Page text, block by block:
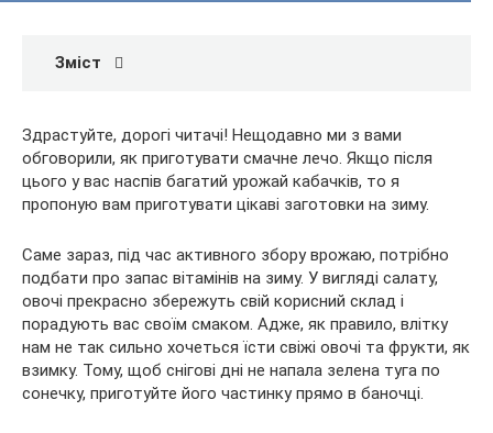
Зміст
Здрастуйте, дорогі читачі! Нещодавно ми з вами
обговорили, як приготувати смачне лечо. Якщо після
цього у вас наспів багатий урожай кабачків, то я
пропоную вам приготувати цікаві заготовки на зиму.
Саме зараз, під час активного збору врожаю, потрібно
подбати про запас вітамінів на зиму. У вигляді салату,
овочі прекрасно збережуть свій корисний склад і
порадують вас своїм смаком. Адже, як правило, влітку
нам не так сильно хочеться їсти свіжі овочі та фрукти, як
взимку. Тому, щоб снігові дні не напала зелена туга по
сонечку, приготуйте його частинку прямо в баночці.